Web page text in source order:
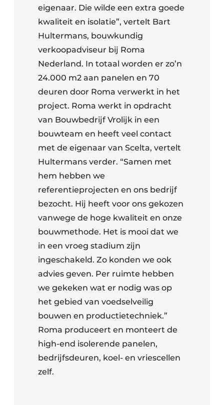
eigenaar. Die wilde een extra goede
kwaliteit en isolatie”, vertelt Bart
Hultermans, bouwkundig
verkoopadviseur bij Roma
Nederland. In totaal worden er zo’n
24.000 m2 aan panelen en 70
deuren door Roma verwerkt in het
project. Roma werkt in opdracht
van Bouwbedrijf Vrolijk in een
bouwteam en heeft veel contact
met de eigenaar van Scelta, vertelt
Hultermans verder. “Samen met
hem hebben we
referentieprojecten en ons bedrijf
bezocht. Hij heeft voor ons gekozen
vanwege de hoge kwaliteit en onze
bouwmethode. Het is mooi dat we
in een vroeg stadium zijn
ingeschakeld. Zo konden we ook
advies geven. Per ruimte hebben
we gekeken wat er nodig was op
het gebied van voedselveilig
bouwen en productietechniek.”
Roma produceert en monteert de
high-end isolerende panelen,
bedrijfsdeuren, koel- en vriescellen
zelf.